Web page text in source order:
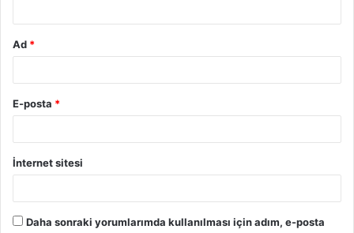
Ad *
E-posta *
İnternet sitesi
Daha sonraki yorumlarımda kullanılması için adım, e-posta